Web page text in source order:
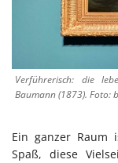
Verführerisch: die
Baumann (1873). Foto:
Ein ganzer
Spaß, diese